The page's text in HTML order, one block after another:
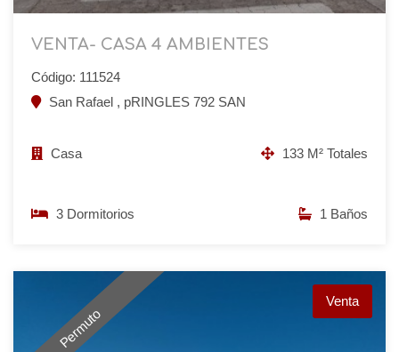
VENTA- CASA 4 AMBIENTES
Código: 111524
San Rafael , pRINGLES 792 SAN
Casa 133 M² Totales
3 Dormitorios 1 Baños
Permuto
Venta